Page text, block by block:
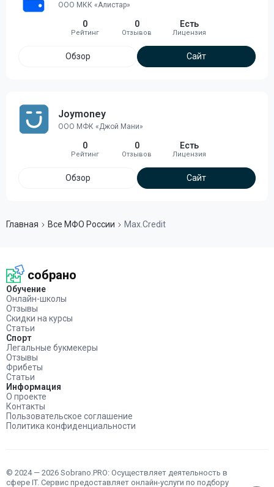
ООО МКК «Алистар»
0 0 Есть
Обзор Сайт
Joymoney
ООО МФК «Джой Мани»
0 0 Есть
Обзор Сайт
Главная Все МФО России Max.Credit
собрано
Обучение
Онлайн-школы
Отзывы
Скидки на курсы
Статьи
Спорт
Легальные букмекеры
Отзывы
Фрибеты
Статьи
Информация
О проекте
Контакты
Пользовательское соглашение
Политика конфиденциальности
© 2024 — 2026 Sobrano.PRO: Осуществляет деятельность в
сфере IT. Сервис предоставляет онлайн-услуги по подбору